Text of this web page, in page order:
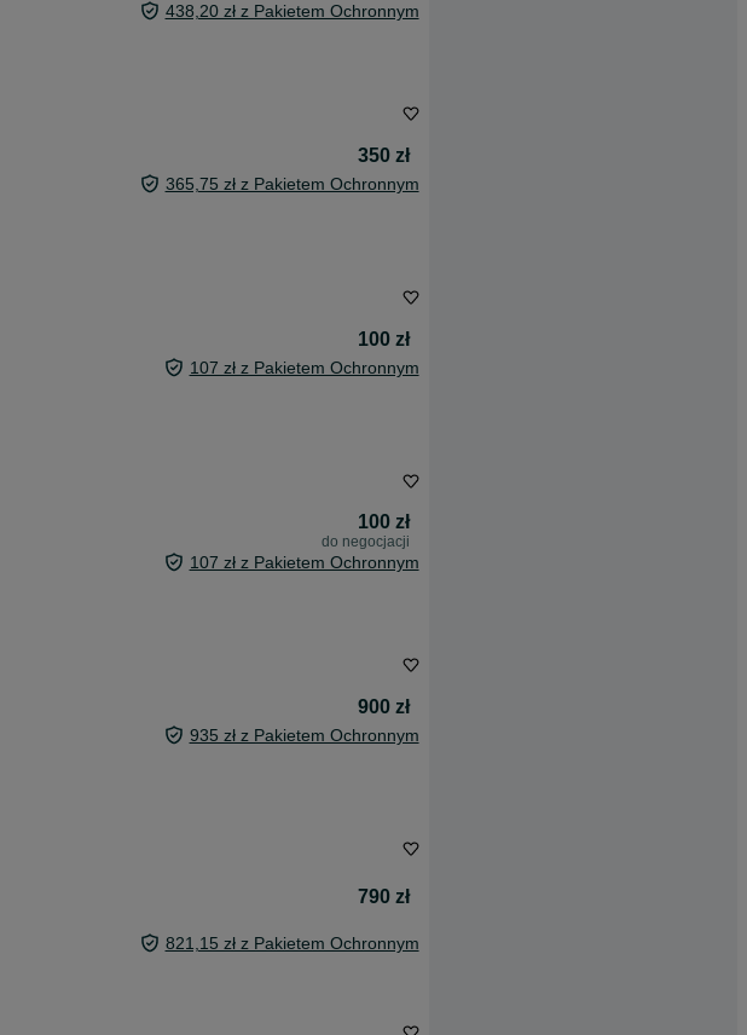
438,20 zł z Pakietem Ochronnym
350 zł
365,75 zł z Pakietem Ochronnym
100 zł
107 zł z Pakietem Ochronnym
100 zł
do negocjacji
107 zł z Pakietem Ochronnym
900 zł
935 zł z Pakietem Ochronnym
790 zł
821,15 zł z Pakietem Ochronnym